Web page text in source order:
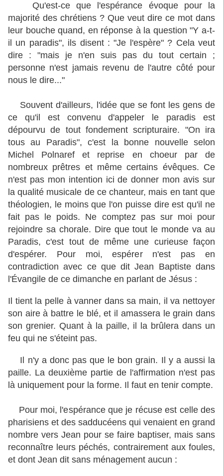
Qu'est-ce que l'espérance évoque pour la
majorité des chrétiens ? Que veut dire ce mot dans
leur bouche quand, en réponse à la question "Y a-t-
il un paradis", ils disent : "Je l'espère" ? Cela veut
dire : "mais je n'en suis pas du tout certain ;
personne n'est jamais revenu de l'autre côté pour
nous le dire..."
Souvent d'ailleurs, l'idée que se font les gens de
ce qu'il est convenu d'appeler le paradis est
dépourvu de tout fondement scripturaire. "On ira
tous au Paradis", c'est la bonne nouvelle selon
Michel Polnaref et reprise en choeur par de
nombreux prêtres et même certains évêques. Ce
n'est pas mon intention ici de donner mon avis sur
la qualité musicale de ce chanteur, mais en tant que
théologien, le moins que l'on puisse dire est qu'il ne
fait pas le poids. Ne comptez pas sur moi pour
rejoindre sa chorale. Dire que tout le monde va au
Paradis, c'est tout de même une curieuse façon
d'espérer. Pour moi, espérer n'est pas en
contradiction avec ce que dit Jean Baptiste dans
l'Évangile de ce dimanche en parlant de Jésus :
Il tient la pelle à vanner dans sa main, il va nettoyer
son aire à battre le blé, et il amassera le grain dans
son grenier. Quant à la paille, il la brûlera dans un
feu qui ne s'éteint pas.
Il n'y a donc pas que le bon grain. Il y a aussi la
paille. La deuxième partie de l'affirmation n'est pas
là uniquement pour la forme. Il faut en tenir compte.
Pour moi, l'espérance que je récuse est celle des
pharisiens et des sadducéens qui venaient en grand
nombre vers Jean pour se faire baptiser, mais sans
reconnaître leurs péchés, contrairement aux foules,
et dont Jean dit sans ménagement aucun :